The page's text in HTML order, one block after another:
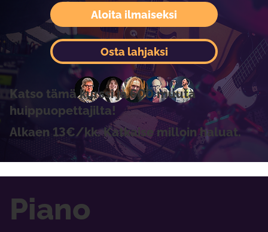
Aloita ilmaiseksi
Katso tämä kurssi ja 600 muuta
huippuopettajilta!
Alkaen 13€/kk. Katkaise milloin haluat.
Osta lahjaksi
Piano